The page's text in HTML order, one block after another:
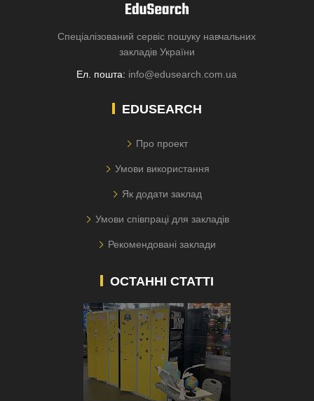
Спеціалізований сервіс пошуку навчальних
закладів України
Ел. пошта: info@edusearch.com.ua
EDUSEARCH
Про проект
Умови використання
Як додати заклад
Умови співпраці для закладів
Рекомендовані заклади
ОСТАННІ СТАТТІ